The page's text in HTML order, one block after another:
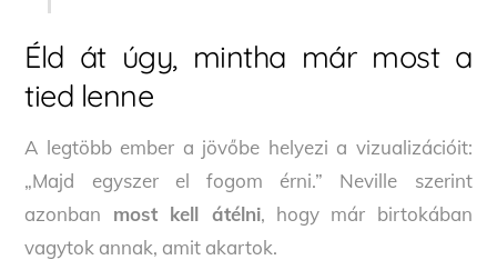
Éld át úgy, mintha már most a
tied lenne
A legtöbb ember a jövőbe helyezi a vizualizációit:
„Majd egyszer el fogom érni.” Neville szerint
azonban most kell átélni, hogy már birtokában
vagytok annak, amit akartok.